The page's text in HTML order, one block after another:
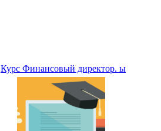
Курс Финансовый директор. ы